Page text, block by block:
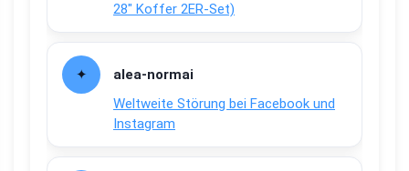
28″ Koffer 2ER-Set)
alea-normai
Weltweite Störung bei Facebook und
Instagram